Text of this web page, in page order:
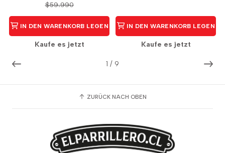
1 / 9
$59.990
IN DEN WARENKORB LEGEN
Kaufe es jetzt
IN DEN WARENKORB LEGEN
Kaufe es jetzt
ZURÜCK NACH OBEN